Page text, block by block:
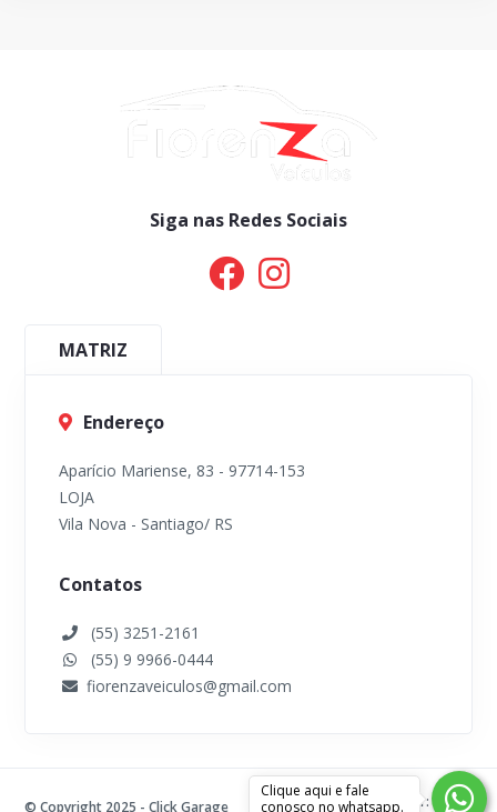
Siga nas Redes Sociais
MATRIZ
Endereço
Aparício Mariense, 83 - 97714-153
LOJA
Vila Nova - Santiago/ RS
Contatos
(55) 3251-2161
(55) 9 9966-0444
fiorenzaveiculos@gmail.com
© Copyright 2025 - Click Garage Desenvolvido por:
Clique aqui e fale
conosco no whatsapp.